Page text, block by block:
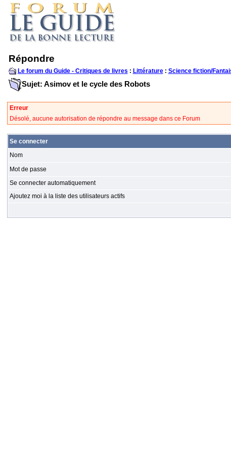
Répondre
Le forum du Guide - Critiques de livres : Littérature: Science fiction/
Sujet: Asimov et le cycle des Robots
Erreur
Désolé, aucune autorisation de répondre au message dans ce Forum
Se connecter
Nom
Mot de passe
Se connecter automatiquement
Ajoutez moi à la liste des utilisateurs actifs